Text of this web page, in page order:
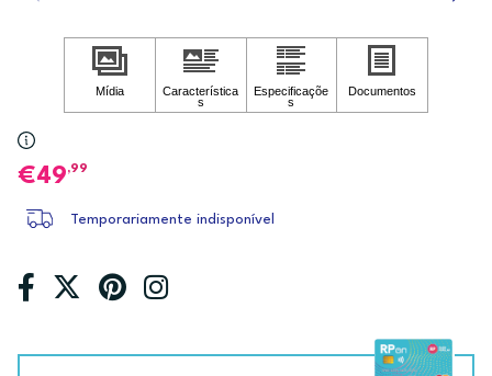
49,99
Temporariamente indisponível